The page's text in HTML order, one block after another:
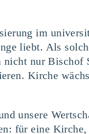
im
liebt. Als
nur Bischof
Kir­che
unse­re
für eine